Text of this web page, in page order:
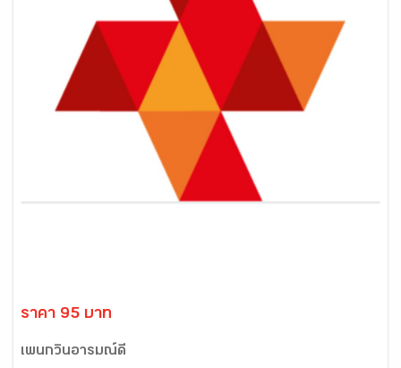
ราคา 95 บาท
เพนกวินอารมณ์ดี